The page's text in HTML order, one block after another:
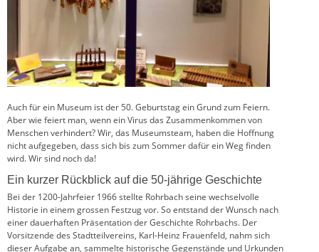
Auch für ein Museum ist der 50. Geburtstag ein Grund zum Feiern.
Aber wie feiert man, wenn ein Virus das Zusammenkommen von
Menschen verhindert? Wir, das Museumsteam, haben die Hoffnung
nicht aufgegeben, dass sich bis zum Sommer dafür ein Weg finden
wird. Wir sind noch da!
Ein kurzer Rückblick auf die 50-jährige Geschichte
Bei der 1200-Jahrfeier 1966 stellte Rohrbach seine wechselvolle
Historie in einem grossen Festzug vor. So entstand der Wunsch nach
einer dauerhaften Präsentation der Geschichte Rohrbachs. Der
Vorsitzende des Stadtteilvereins, Karl-Heinz Frauenfeld, nahm sich
dieser Aufgabe an, sammelte historische Gegenstände und Urkunden